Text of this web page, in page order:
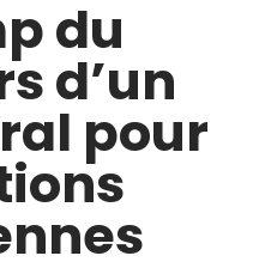
du
d’un
pour